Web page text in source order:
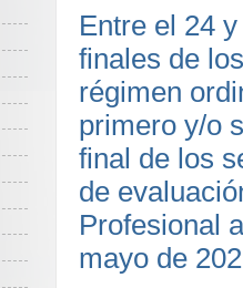
Entre el 24
finales de
régimen
primero y/o
final de los
de
Profesional
mayo de